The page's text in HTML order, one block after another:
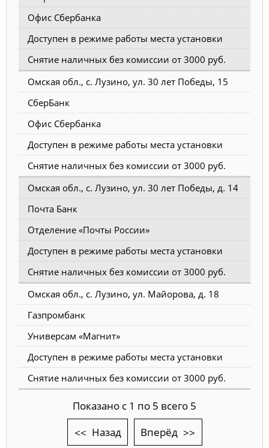
Офис Сбербанка
Доступен в режиме работы места установки
Снятие наличных без комиссии от 3000 руб.
Омская обл., с. Лузино, ул. 30 лет Победы, 15
СберБанк
Офис Сбербанка
Доступен в режиме работы места установки
Снятие наличных без комиссии от 3000 руб.
Омская обл., с. Лузино, ул. 30 лет Победы, д. 14
Почта Банк
Отделение «Почты России»
Доступен в режиме работы места установки
Снятие наличных без комиссии от 3000 руб.
Омская обл., с. Лузино, ул. Майорова, д. 18
Газпромбанк
Универсам «Магнит»
Доступен в режиме работы места установки
Снятие наличных без комиссии от 3000 руб.
Показано с 1 по 5 всего 5
Назад
Вперёд